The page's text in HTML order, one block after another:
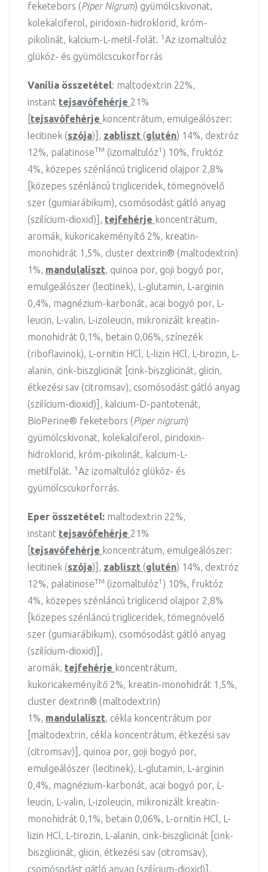
feketebors (Piper Nigrum) gyümölcskivonat,
kolekalciferol, piridoxin-hidroklorid, króm-
pikolinát, kalcium-L-metil-folát. 1 Az izomaltulóz
glükóz- és gyümölcscukorforrás
Vanília összetétel: maltodextrin 22%,
instant tejsavófehérje 21%
tejsavófehérje koncentrátum, emulgeálószer:
lecitinek (szója)], zabliszt (glutén) 14%, dextróz
12%, palatinoseTM (izomaltulóz1 ) 10%, fruktóz
4%, közepes szénláncú triglicerid olajpor 2,8%
[közepes szénláncú trigliceridek, tömegnövelő
szer (gumiarábikum), csomósodást gátló anyag
(szilícium-dioxid)], tejfehérje koncentrátum,
aromák, kukoricakeményítő 2%, kreatin-
monohidrát 1,5%, cluster dextrin® (maltodextrin)
1%, mandulaliszt, quinoa por, goji bogyó por,
emulgeálószer (lecitinek), L-glutamin, L-arginin
0,4%, magnézium-karbonát, acai bogyó por, L-
leucin, L-valin, L-izoleucin, mikronizált kreatin-
monohidrát 0,1%, betain 0,06%, színezék
(riboflavinok), L-ornitin HCl, L-lizin HCl, L-tirozin, L-
alanin, cink-biszglicinát [cink-biszglicinát, glicin,
étkezési sav (citromsav), csomósodást gátló anyag
(szilícium-dioxid)], kalcium-D-pantotenát,
BioPerine® feketebors (Piper nigrum)
gyümölcskivonat, kolekalciferol, piridoxin-
hidroklorid, króm-pikolinát, kalcium-L-
metilfolát. 1 Az izomaltulóz glükóz- és
gyümölcscukorforrás.
Eper összetétel: maltodextrin 22%,
instant tejsavófehérje 21%
tejsavófehérje koncentrátum, emulgeálószer:
lecitinek (szója)], zabliszt (glutén) 14%, dextróz
12%, palatinoseTM (izomaltulóz1 ) 10%, fruktóz
4%, közepes szénláncú triglicerid olajpor 2,8%
[közepes szénláncú trigliceridek, tömegnövelő
szer (gumiarábikum), csomósodást gátló anyag
(szilícium-dioxid)],
aromák, tejfehérje koncentrátum,
kukoricakeményítő 2%, kreatin-monohidrát 1,5%,
cluster dextrin® (maltodextrin)
1%, mandulaliszt, cékla koncentrátum por
[maltodextrin, cékla koncentrátum, étkezési sav
(citromsav)], quinoa por, goji bogyó por,
emulgeálószer (lecitinek), L-glutamin, L-arginin
0,4%, magnézium-karbonát, acai bogyó por, L-
leucin, L-valin, L-izoleucin, mikronizált kreatin-
monohidrát 0,1%, betain 0,06%, L-ornitin HCl, L-
lizin HCl, L-tirozin, L-alanin, cink-biszglicinát [cink-
biszglicinát, glicin, étkezési sav (citromsav),
csomósodást gátló anyag (szilícium-dioxid)],